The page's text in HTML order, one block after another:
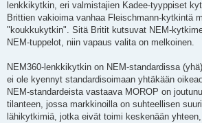
lenkkikytkin, eri valmistajien Kadee-tyyppiset
Brittien vakioima vanhaa Fleischmann-kytkintä
"koukkukytkin". Sitä Britit kutsuvat NEM-
NEM-tuppelot, niin vapaus valita on melkoinen.
NEM360-lenkkikytkin on NEM-standardissa
ei ole kyennyt standardisoimaan yhtäkään
NEM-standardeista vastaava MOROP on
tilanteen, jossa markkinoilla on suhteellisen
lähikytkimiä, jotka eivät toimi keskenään